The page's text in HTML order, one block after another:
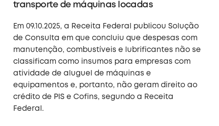
transporte de máquinas locadas
Em 09.10.2025, a Receita Federal publicou Solução
de Consulta em que concluiu que despesas com
manutenção, combustíveis e lubrificantes não se
classificam como insumos para empresas com
atividade de aluguel de máquinas e
equipamentos e, portanto, não geram direito ao
crédito de PIS e Cofins, segundo a Receita
Federal.